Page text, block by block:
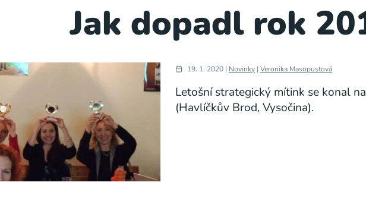
Jak dopadl rok
19. 1. 2020 | Novinky | Veronika Masopustová
Letošní strategický mítink se konal
(Havlíčkův Brod, Vysočina).